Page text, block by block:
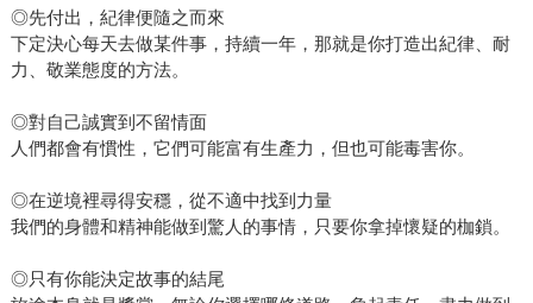
◎先付出，紀律便隨之而來
下定決心每天去做某件事，持續一年，那就是你打造出紀律、耐
力、敬業態度的方法。
◎對自己誠實到不留情面
人們都會有慣性，它們可能富有生產力，但也可能毒害你。
◎在逆境裡尋得安穩，從不適中找到力量
我們的身體和精神能做到驚人的事情，只要你拿掉懷疑的枷鎖。
◎只有你能決定故事的結尾